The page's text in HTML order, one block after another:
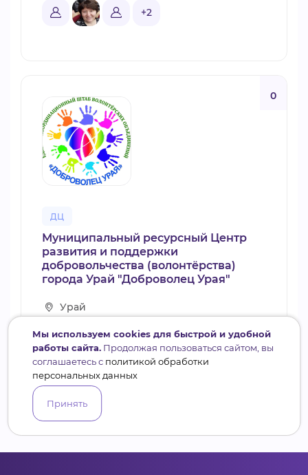
+2
ДЦ
0
Муниципальный ресурсный Центр
развития и поддержки
добровольчества (волонтёрства)
города Урай "Доброволец Урая"
Урай
+10
Мы используем cookies для быстрой и удобной
работы сайта. Продолжая пользоваться сайтом, вы
соглашаетесь с политикой обработки
персональных данных
Принять